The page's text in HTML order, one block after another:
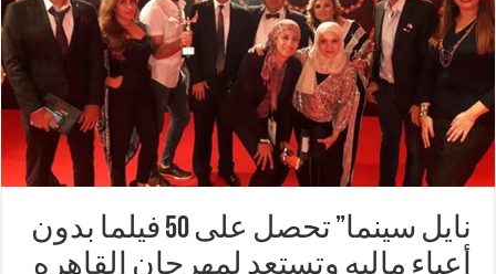
نايل سينما” تحصل على 50 فيلما بدون
أعباء ماليه وتستعد لمهرجان القاهره